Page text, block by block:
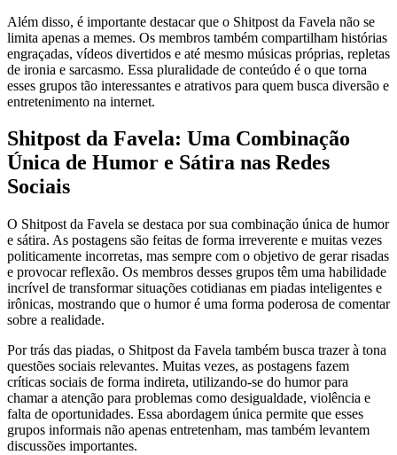
Além disso, é importante destacar que o Shitpost da Favela não se
limita apenas a memes. Os membros também compartilham histórias
engraçadas, vídeos divertidos e até mesmo músicas próprias, repletas
de ironia e sarcasmo. Essa pluralidade de conteúdo é o que torna
esses grupos tão interessantes e atrativos para quem busca diversão e
entretenimento na internet.
Shitpost da Favela: Uma Combinação
Única de Humor e Sátira nas Redes
Sociais
O Shitpost da Favela se destaca por sua combinação única de humor
e sátira. As postagens são feitas de forma irreverente e muitas vezes
politicamente incorretas, mas sempre com o objetivo de gerar risadas
e provocar reflexão. Os membros desses grupos têm uma habilidade
incrível de transformar situações cotidianas em piadas inteligentes e
irônicas, mostrando que o humor é uma forma poderosa de comentar
sobre a realidade.
Por trás das piadas, o Shitpost da Favela também busca trazer à tona
questões sociais relevantes. Muitas vezes, as postagens fazem
críticas sociais de forma indireta, utilizando-se do humor para
chamar a atenção para problemas como desigualdade, violência e
falta de oportunidades. Essa abordagem única permite que esses
grupos informais não apenas entretenham, mas também levantem
discussões importantes.